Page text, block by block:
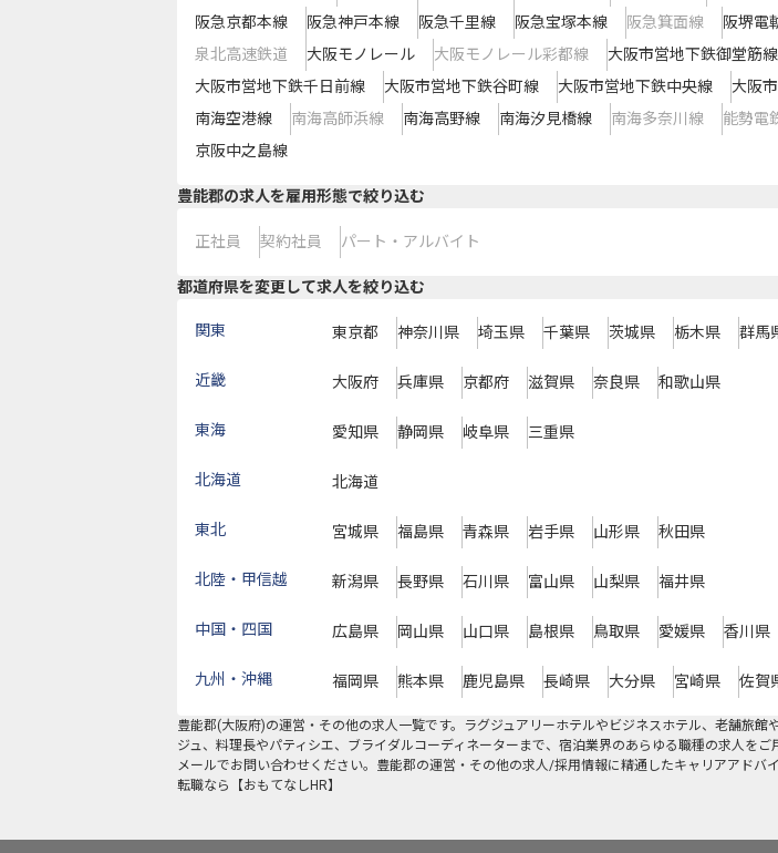
阪急京都本線
阪急神戸本線 阪急千里線 阪急宝塚本線 阪急箕面線 阪堺電
泉北高速鉄道
大阪モノレール 大阪モノレール彩都線 大阪市営地下鉄御堂筋線
大阪市営地下鉄千日前線
大阪市営地下鉄谷町線 大阪市営地下鉄中央線 大阪
南海空港線
南海高師浜線 南海高野線 南海汐見橋線 南海多奈川線 能勢電
京阪中之島線
豊能郡の求人を雇用形態で絞り込む
正社員 契約社員 パート・アルバイト
都道府県を変更して求人を絞り込む
関東 東京都 神奈川県 埼玉県 千葉県 茨城県 栃木県 群馬
近畿 大阪府 兵庫県 京都府 滋賀県 奈良県 和歌山県
東海 愛知県 静岡県 岐阜県 三重県
北海道 北海道
東北 宮城県 福島県 青森県 岩手県 山形県 秋田県
北陸・甲信越 新潟県 長野県 石川県 富山県 山梨県 福井県
中国・四国 広島県 岡山県 山口県 島根県 鳥取県 愛媛県 香川県
九州・沖縄 福岡県 熊本県 鹿児島県 長崎県 大分県 宮崎県 佐賀
豊能郡(大阪府)の運営・その他の求人一覧です。ラグジュアリーホテルやビジネスホテル、老舗旅
ジュ、料理長やパティシエ、ブライダルコーディネーターまで、宿泊業界のあらゆる職種の求人を
メールでお問い合わせください。豊能郡の運営・その他の求人/採用情報に精通したキャリアアド
転職なら【おもてなしHR】